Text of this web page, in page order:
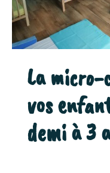
La
vos
demi à 3